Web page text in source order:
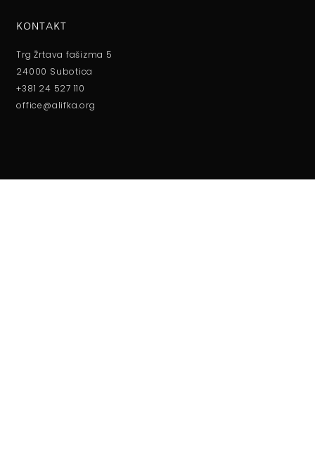
KONTAKT
Trg Žrtava fašizma 5
24000 Subotica
+381 24 527 110
office@alifka.org